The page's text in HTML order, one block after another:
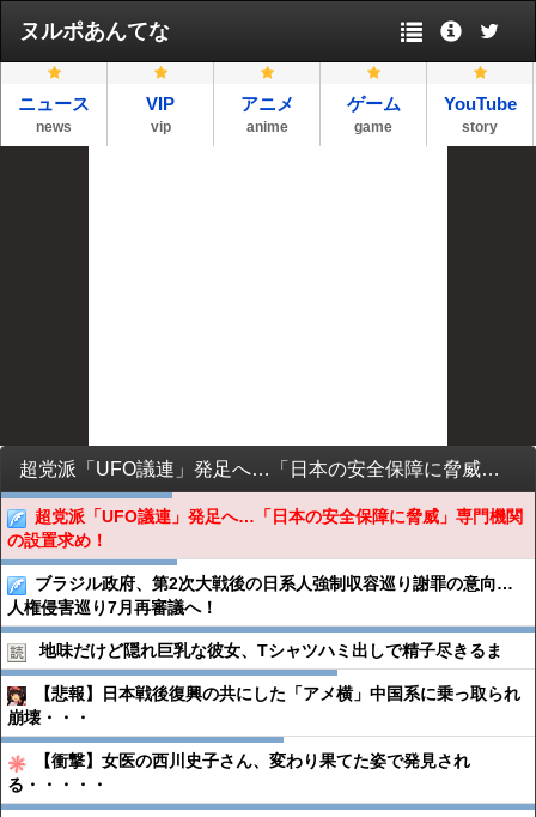
ヌルポあんてな
ニュース
news
VIP
vip
アニメ
anime
ゲーム
game
YouTube
story
超党派「UFO議連」発足へ…「日本の安全保障に脅威」専門機関の設置求め！
超党派「UFO議連」発足へ…「日本の安全保障に脅威」専門機関
の設置求め！
ブラジル政府、第2次大戦後の日系人強制収容巡り謝罪の意向…
人権侵害巡り7月再審議へ！
地味だけど隠れ巨乳な彼女、Tシャツハミ出しで精子尽きるま
【悲報】日本戦後復興の共にした「アメ横」中国系に乗っ取られ
崩壊・・・
【衝撃】女医の西川史子さん、変わり果てた姿で発見され
る・・・・・